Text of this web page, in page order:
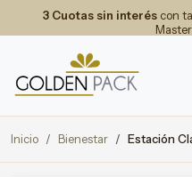
3 Cuotas sin interéscon
Inicio Bienestar Estación